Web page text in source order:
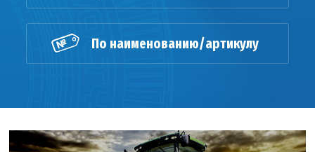
По наименованию/артикулу